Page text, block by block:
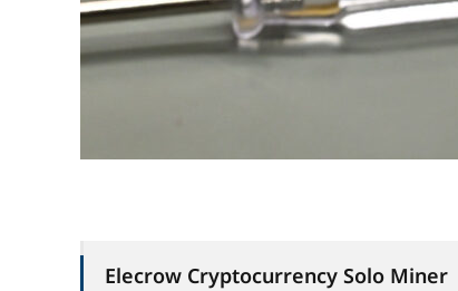
Elecrow Cryptocurrency Solo Miner